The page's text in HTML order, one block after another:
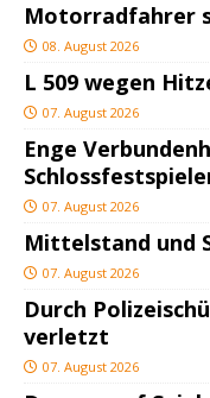
Motorradfahrer
08. August 2026
L 509 wegen
07. August 2026
Enge
07. August 2026
Mittelstand und
07. August 2026
Durch
verletzt
07. August 2026